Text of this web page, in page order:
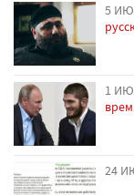
5
1
24